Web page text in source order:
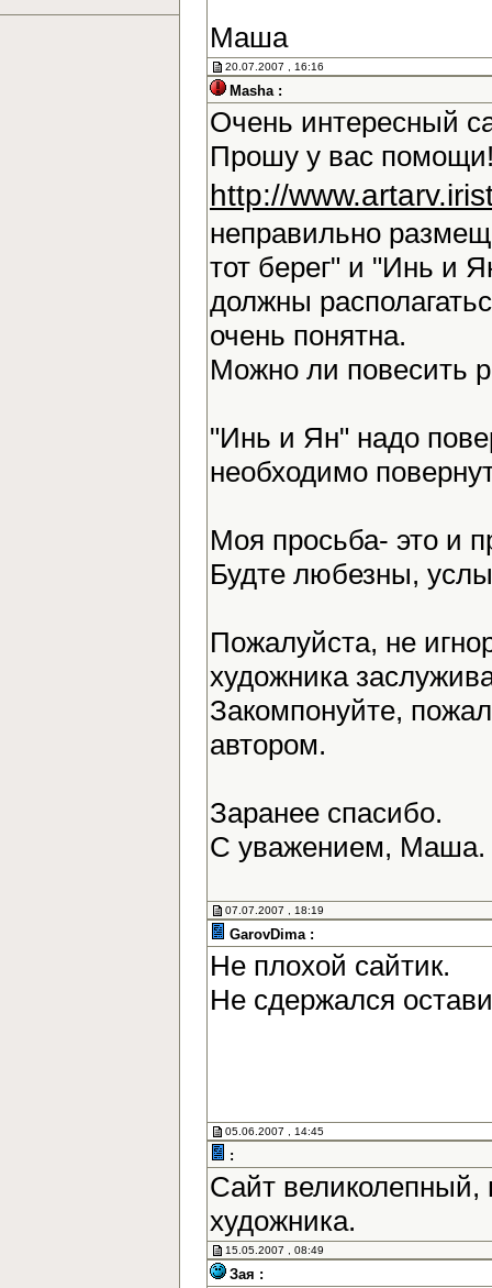
Маша
20.07.2007 , 16:16
Masha :
Очень интересный
Прошу у вас
http://
неправильно
тот берег" и "Инь и
должны
очень понятна.
Можно ли повесить
"Инь и Ян" надо
необходимо
Моя просьба- это и
Будте любезны,
Пожалуйста, не
художника
Закомпонуйте,
автором.
Заранее спасибо.
С уважением, Маша.
07.07.2007 , 18:19
GarovDima :
Не плохой сайтик.
Не сдержался
05.06.2007 , 14:45
:
Сайт великолепный,
художника.
15.05.2007 , 08:49
Зая :